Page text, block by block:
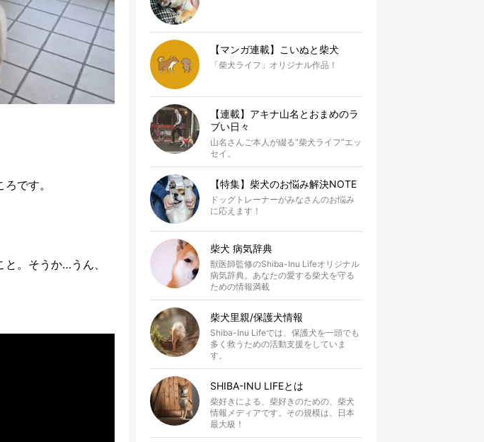
です。
。そうか…うん、
【マンガ連載】こいぬと柴犬
「柴犬ライフ」オリジナル作品！
【連載】アキナ山名とおまめのラ
ブい日々
山名さんご本人が綴る“柴犬ライフ”エッ
セイ。
【特集】柴犬のお悩み解決NOTE
ドッグトレーナーがみなさんのお悩み
に応えます！
柴犬 病気辞典
獣医師監修のShiba-Inu Lifeオリジナル
病気辞典。あなたの愛する柴犬を守る
ための情報満載
柴犬里親/保護犬情報
Shiba-Inu Lifeでは、保護犬を一頭でも
多く救うための活動支援をしていま
す。
SHIBA-INU LIFEとは
柴好きによる、柴好きのための、柴犬
情報メディアです。その規模は、日本
最大級！